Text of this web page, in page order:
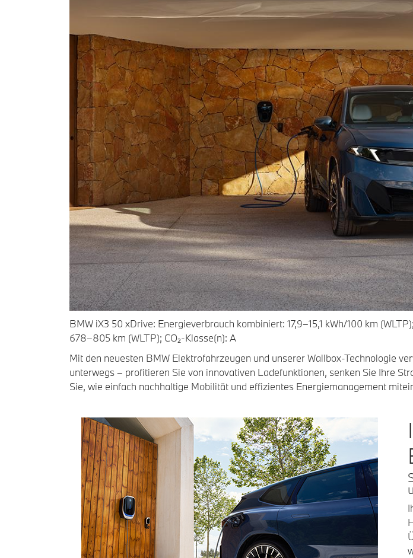
BMW iX3 50 xDrive: Energieverbrauch kombiniert: 17,9–15,1 kWh/100 km
678–805 km (WLTP); CO₂-Klasse(n): A
Mit den neuesten BMW Elektrofahrzeugen und unserer Wallbox-Technologie
unterwegs – profitieren Sie von innovativen Ladefunktionen, senken Sie Ihre
Sie, wie einfach nachhaltige Mobilität und effizientes Energiemanagement